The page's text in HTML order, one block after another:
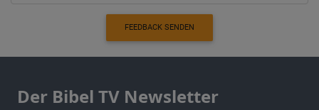
FEEDBACK SENDEN
Der Bibel TV Newsletter